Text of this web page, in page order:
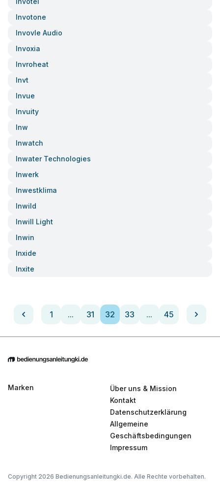
Invotone
Invovle Audio
Invoxia
Invroheat
Invt
Invue
Invuity
Inw
Inwatch
Inwater Technologies
Inwerk
Inwestklima
Inwild
Inwill Light
Inwin
Inxide
Inxite
1 ... 31 32 33 ... 45
Marken
Über uns & Mission
Kontakt
Datenschutzerklärung
Allgemeine
Geschäftsbedingungen
Impressum
Copyright 2026 Bedienungsanleitungki.de. Alle Rechte vorbehalten.